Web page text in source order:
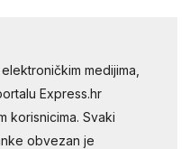
medijima,
Express.hr
korisnicima. Svaki
obvezan je